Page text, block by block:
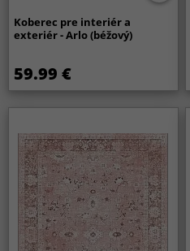
Koberec pre interiér a
exteriér - Arlo (béžový)
59.99 €